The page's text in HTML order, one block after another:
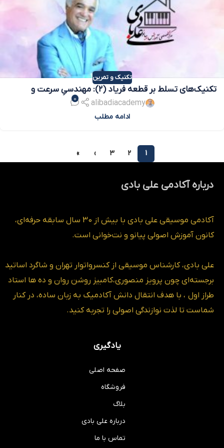
تکنیک و تمرین
تکنیک‌های تسلط بر قطعه فریاد (۲): مهندسیِ سرعت و
alibadiacademy
0
ادامه مطلب
1
2
3
›
»
درباره آکادمی علی بادی
آکادمی موسیقی علی بادی با بیش از 30 سال سابقه حرفه‌ای،
کانون آموزش اصولی پیانو و نت‌خوانی است.
علی بادی، کارشناس موسیقی از کنسرواتوار تهران و شاگرد اساتید
برجسته‌ای چون پرویز منصوری،کامبیز روشن روان و ده ها استاد
طراز اول ، با هدف انتقال دانش آکادمیک به زبان ساده، در کنار
شماست تا لذت نوازندگی اصولی را تجربه کنید.
یادگیری
صفحه اصلی
فروشگاه
بلاگ
درباره علی بادی
تماس با ما